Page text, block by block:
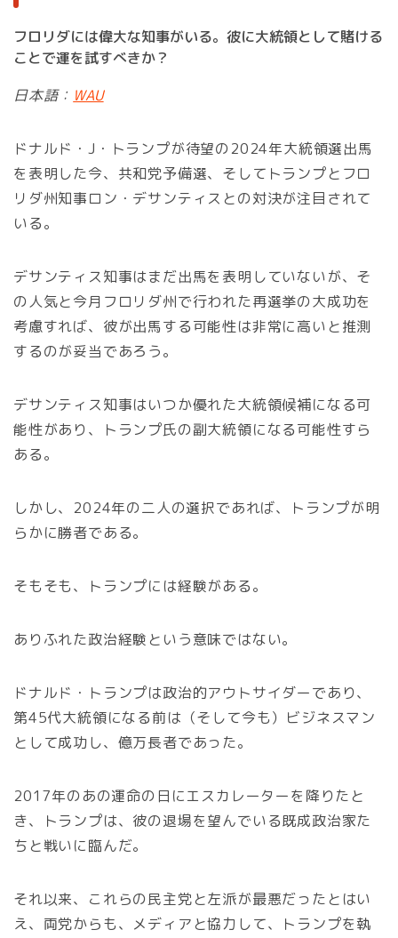
フロリダには偉大な知事がいる。彼に大統領として賭ける
ことで運を試すべきか？
日本語： WAU
ドナルド・J・トランプが待望の2024年大統領選出馬
を表明した今、共和党予備選、そしてトランプとフロ
リダ州知事ロン・デサンティスとの対決が注目されて
いる。
デサンティス知事はまだ出馬を表明していないが、そ
の人気と今月フロリダ州で行われた再選挙の大成功を
考慮すれば、彼が出馬する可能性は非常に高いと推測
するのが妥当であろう。
デサンティス知事はいつか優れた大統領候補になる可
能性があり、トランプ氏の副大統領になる可能性すら
ある。
しかし、2024年の二人の選択であれば、トランプが明
らかに勝者である。
そもそも、トランプには経験がある。
ありふれた政治経験という意味ではない。
ドナルド・トランプは政治的アウトサイダーであり、
第45代大統領になる前は（そして今も）ビジネスマン
として成功し、億万長者であった。
2017年のあの運命の日にエスカレーターを降りたと
き、トランプは、彼の退場を望んでいる既成政治家た
ちと戦いに臨んだ。
それ以来、これらの民主党と左派が最悪だったとはい
え、両党からも、メディアと協力して、トランプを執